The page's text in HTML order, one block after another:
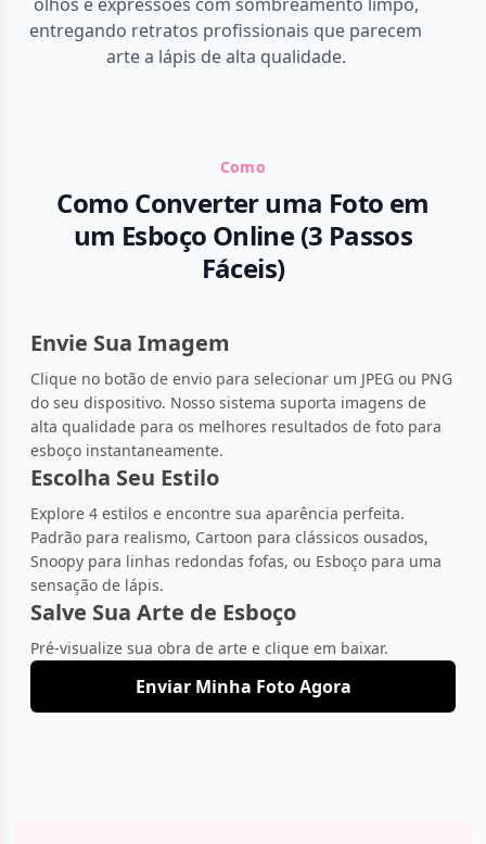
entregando retratos profissionais que parecem
arte a lápis de alta qualidade.
Como
Como Converter uma Foto em
um Esboço Online (3 Passos
Fáceis)
Envie Sua Imagem
Clique no botão de envio para selecionar um JPEG ou PNG
do seu dispositivo. Nosso sistema suporta imagens de
alta qualidade para os melhores resultados de foto para
esboço instantaneamente.
Escolha Seu Estilo
Explore 4 estilos e encontre sua aparência perfeita.
Padrão para realismo, Cartoon para clássicos ousados,
Snoopy para linhas redondas fofas, ou Esboço para uma
sensação de lápis.
Salve Sua Arte de Esboço
Pré-visualize sua obra de arte e clique em baixar.
Enviar Minha Foto Agora